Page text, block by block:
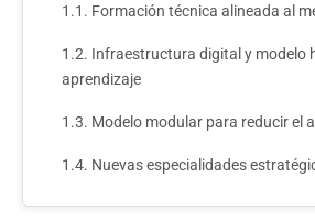
Formación técnica alineada al
Infraestructura digital y modelo
aprendizaje
Modelo modular para reducir el
Nuevas especialidades